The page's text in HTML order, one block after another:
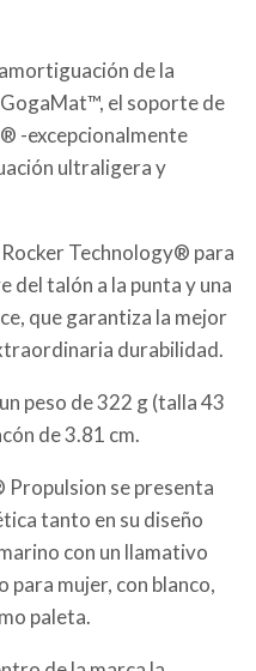
de la
el soporte de
-excepcionalmente
ultraligera y
Technology® para
del talón a la punta y una
que garantiza la mejor
durabilidad.
peso de 322 g (talla 43
de 3.81 cm.
Propulsion se presenta
tanto en su diseño
con un llamativo
mujer, con blanco,
paleta.